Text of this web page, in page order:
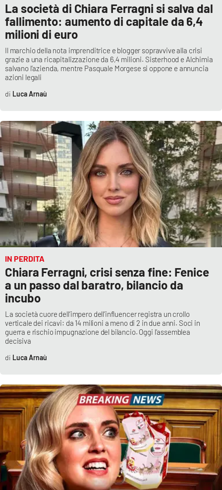
La società di Chiara Ferragni si salva dal
fallimento: aumento di capitale da 6,4
milioni di euro
Il marchio della nota imprenditrice e blogger sopravvive alla crisi
grazie a una ricapitalizzazione da 6,4 milioni. Sisterhood e Alchimia
salvano l’azienda, mentre Pasquale Morgese si oppone e annuncia
azioni legali
Luca Arnaù
IN PERDITA
Chiara Ferragni, crisi senza fine: Fenice
a un passo dal baratro, bilancio da
incubo
La società cuore dell’impero dell’influencer registra un crollo
verticale dei ricavi: da 14 milioni a meno di 2 in due anni. Soci in
guerra e rischio impugnazione del bilancio. Oggi l’assemblea
decisiva
Luca Arnaù